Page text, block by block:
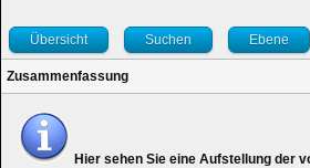
Übersicht Suchen Ebene
Zusammenfassung
Hier sehen Sie eine Aufstellung der